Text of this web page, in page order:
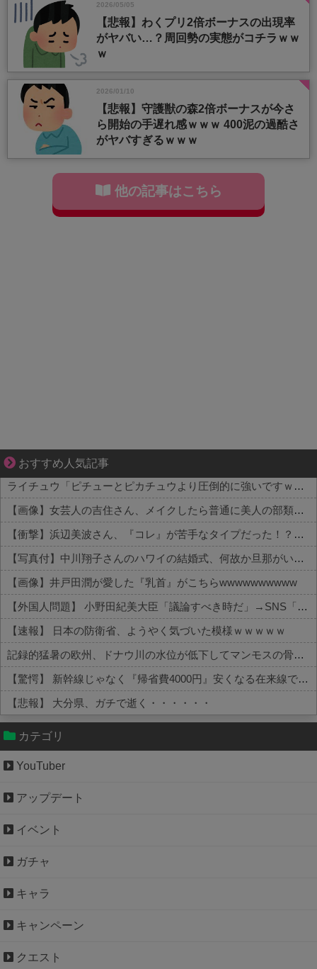
2026/05/05
【悲報】わくプリ2倍ボーナスの出現率
がヤバい…？周回勢の実態がコチラｗｗ
ｗ
2026/01/10
【悲報】守護獣の森2倍ボーナスが今さ
ら開始の手遅れ感ｗｗｗ 400泥の過酷さ
がヤバすぎるｗｗｗ
他の記事はこちら
おすすめ人気記事
ゾッとして、ほろりとする奇妙な物語。
ライチュウ「ピチューとピカチュウより圧倒的に強いですｗｗｗｗ」←こいつが不人気な理由
【画像】女芸人の吉住さん、メイクしたら普通に美人の部類だった→ご覧くださいw w w w w w w w
【衝撃】浜辺美波さん、『コレ』が苦手なタイプだった！？←お世話してあげたい弱男が大量沸きしてしまうw w w w w w w w w
【写真付】中川翔子さんのハワイの結婚式、何故か旦那がいない
【画像】井戸田潤が愛した『乳首』がこちらwwwwwwwwww
【外国人問題】 小野田紀美大臣「議論すべき時だ」→SNS「まだ議論もしてなかったんだ...」→小野田大臣「これが進歩状況です」めちゃくちゃ仕事して...
【速報】 日本の防衛省、ようやく気づいた模様ｗｗｗｗｗ
記録的猛暑の欧州、ドナウ川の水位が低下してマンモスの骨や沈没したドイツ軍の戦艦が出現
【驚愕】 新幹線じゃなく『帰省費4000円』安くなる在来線で帰省した結果ｗｗｗｗｗ
【悲報】 大分県、ガチで逝く・・・・・・
Powered by livedoor 相互RSS
カテゴリ
YouTuber
アップデート
イベント
ガチャ
キャラ
キャンペーン
クエスト